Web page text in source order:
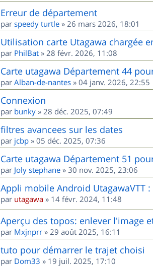
Erreur de département
par speedy turtle » 26 mars 2026, 18:01
Utilisation carte Utagawa chargée
par PhilBat » 28 févr. 2026, 11:08
Carte utagawa Département 44
par Alban-de-nantes » 04 janv. 2026, 22:55
Connexion
par bunky » 28 déc. 2025, 07:49
filtres avancees sur les dates
par jcbp » 05 déc. 2025, 07:36
Carte utagawa Département 51
par Joly stephane » 30 nov. 2025, 23:06
Appli mobile Android UtagawaVTT
par utagawa » 14 févr. 2024, 11:48
Aperçu des topos: enlever l'image
par Mxjnprr » 29 août 2025, 16:11
tuto pour démarrer le trajet choisi
par Dom33 » 19 juil. 2025, 17:10